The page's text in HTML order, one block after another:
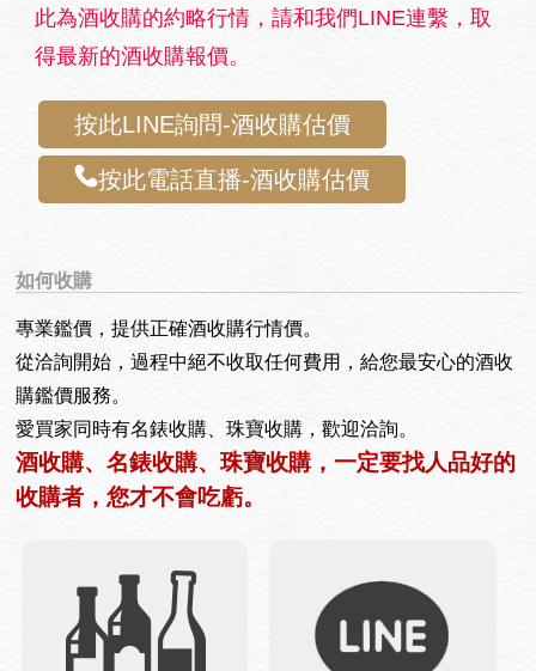
此為酒收購的約略行情，請和我們LINE連繫，取
得最新的酒收購報價。
按此LINE詢問-酒收購估價
按此電話直播-酒收購估價
如何收購
專業鑑價，提供正確酒收購行情價。
從洽詢開始，過程中絕不收取任何費用，給您最安心的酒收
購鑑價服務。
愛買家同時有名錶收購、珠寶收購，歡迎洽詢。
酒收購、名錶收購、珠寶收購，一定要找人品好的
收購者，您才不會吃虧。